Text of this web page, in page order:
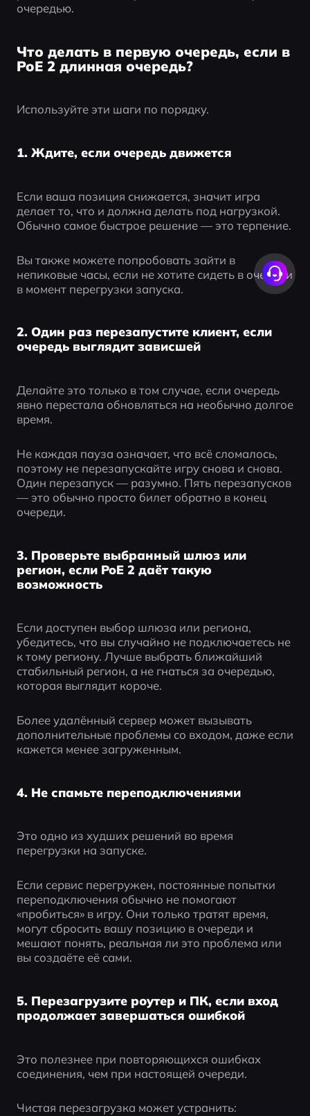
очередью.
Что делать в первую очередь, если в
PoE 2 длинная очередь?
Используйте эти шаги по порядку.
1. Ждите, если очередь движется
Если ваша позиция снижается, значит игра
делает то, что и должна делать под нагрузкой.
Обычно самое быстрое решение — это терпение.
Вы также можете попробовать зайти в
непиковые часы, если не хотите сидеть в очереди
в момент перегрузки запуска.
2. Один раз перезапустите клиент, если
очередь выглядит зависшей
Делайте это только в том случае, если очередь
явно перестала обновляться на необычно долгое
время.
Не каждая пауза означает, что всё сломалось,
поэтому не перезапускайте игру снова и снова.
Один перезапуск — разумно. Пять перезапусков
— это обычно просто билет обратно в конец
очереди.
3. Проверьте выбранный шлюз или
регион, если PoE 2 даёт такую
возможность
Если доступен выбор шлюза или региона,
убедитесь, что вы случайно не подключаетесь не
к тому региону. Лучше выбрать ближайший
стабильный регион, а не гнаться за очередью,
которая выглядит короче.
Более удалённый сервер может вызывать
дополнительные проблемы со входом, даже если
кажется менее загруженным.
4. Не спамьте переподключениями
Это одно из худших решений во время
перегрузки на запуске.
Если сервис перегружен, постоянные попытки
переподключения обычно не помогают
«пробиться» в игру. Они только тратят время,
могут сбросить вашу позицию в очереди и
мешают понять, реальная ли это проблема или
вы создаёте её сами.
5. Перезагрузите роутер и ПК, если вход
продолжает завершаться ошибкой
Это полезнее при повторяющихся ошибках
соединения, чем при настоящей очереди.
Чистая перезагрузка может устранить: